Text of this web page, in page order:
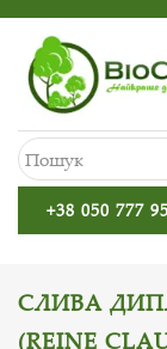
+38 050 777
СЛИВА
(REINE